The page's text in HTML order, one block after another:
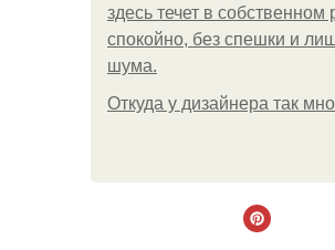
здесь течет в собственном
спокойно, без спешки и
шума.
Откуда у дизайнера так